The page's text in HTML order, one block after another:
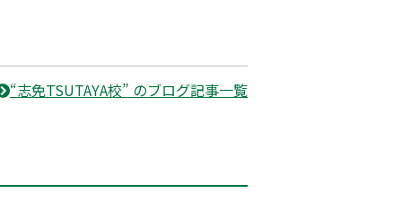
“志免TSUTAYA校” のブログ記事一覧